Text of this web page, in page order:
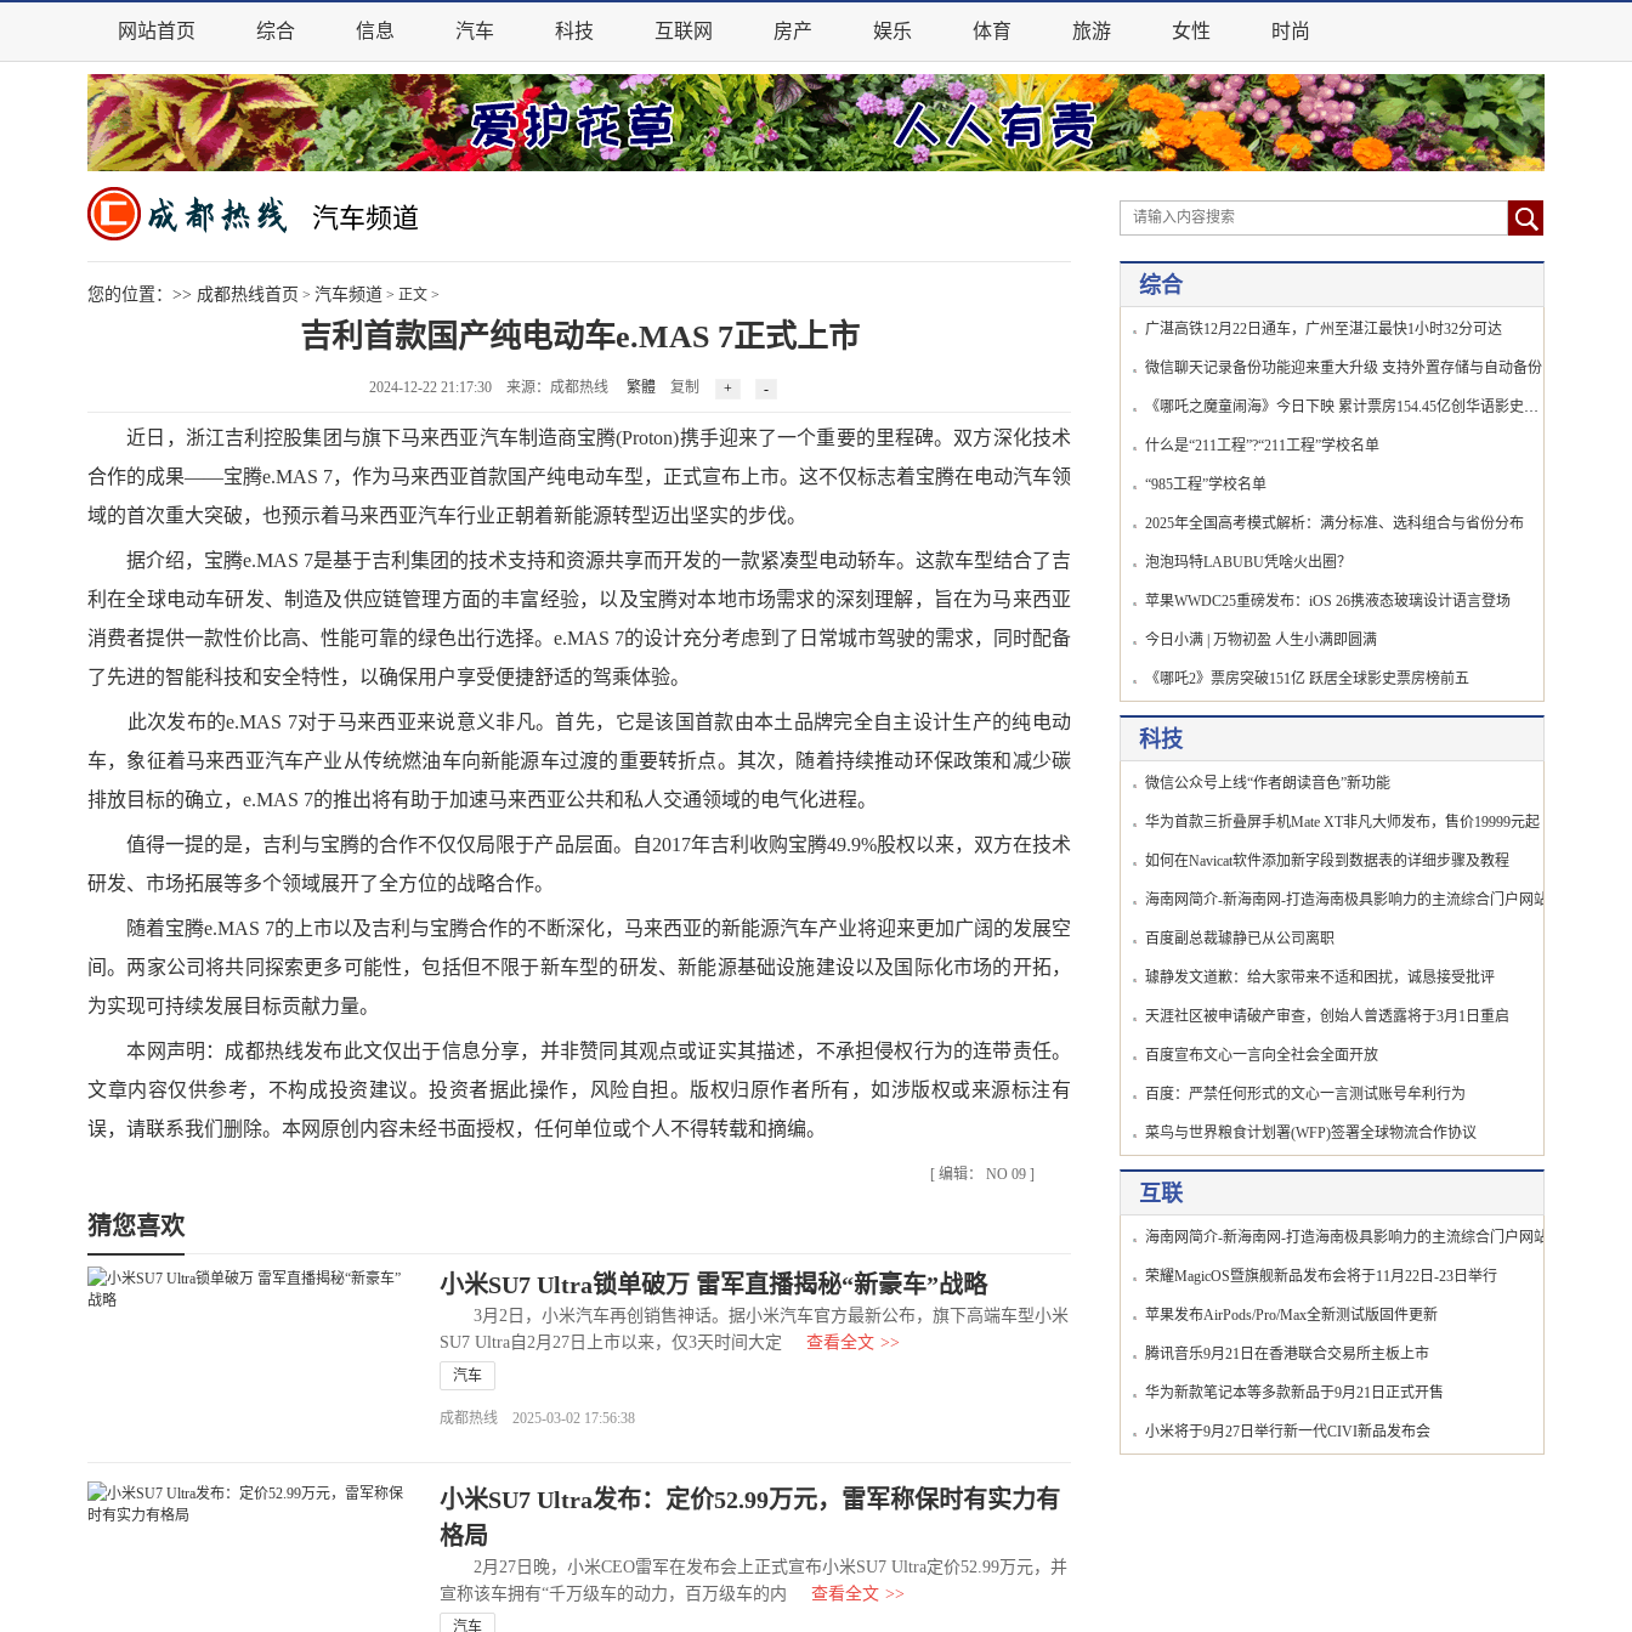
网站首页 综合 信息 汽车 科技 互联网 房产 娱乐 体育 旅游 女性 时尚
汽车频道
您的位置：>> 成都热线首页 > 汽车频道 > 正文 >
吉利首款国产纯电动车e.MAS 7正式上市
2024-12-22 21:17:30 来源：成都热线 繁體 复制
近日，浙江吉利控股集团与旗下马来西亚汽车制造商宝腾(Proton)携手迎来了一个重要的里程碑。双方深化技术
合作的成果——宝腾e.MAS 7，作为马来西亚首款国产纯电动车型，正式宣布上市。这不仅标志着宝腾在电动汽车领
域的首次重大突破，也预示着马来西亚汽车行业正朝着新能源转型迈出坚实的步伐。
据介绍，宝腾e.MAS 7是基于吉利集团的技术支持和资源共享而开发的一款紧凑型电动轿车。这款车型结合了吉
利在全球电动车研发、制造及供应链管理方面的丰富经验，以及宝腾对本地市场需求的深刻理解，旨在为马来西亚
消费者提供一款性价比高、性能可靠的绿色出行选择。e.MAS 7的设计充分考虑到了日常城市驾驶的需求，同时配备
了先进的智能科技和安全特性，以确保用户享受便捷舒适的驾乘体验。
此次发布的e.MAS 7对于马来西亚来说意义非凡。首先，它是该国首款由本土品牌完全自主设计生产的纯电动
车，象征着马来西亚汽车产业从传统燃油车向新能源车过渡的重要转折点。其次，随着持续推动环保政策和减少碳
排放目标的确立，e.MAS 7的推出将有助于加速马来西亚公共和私人交通领域的电气化进程。
值得一提的是，吉利与宝腾的合作不仅仅局限于产品层面。自2017年吉利收购宝腾49.9%股权以来，双方在技术
研发、市场拓展等多个领域展开了全方位的战略合作。
随着宝腾e.MAS 7的上市以及吉利与宝腾合作的不断深化，马来西亚的新能源汽车产业将迎来更加广阔的发展空
间。两家公司将共同探索更多可能性，包括但不限于新车型的研发、新能源基础设施建设以及国际化市场的开拓，
为实现可持续发展目标贡献力量。
本网声明：成都热线发布此文仅出于信息分享，并非赞同其观点或证实其描述，不承担侵权行为的连带责任。
文章内容仅供参考，不构成投资建议。投资者据此操作，风险自担。版权归原作者所有，如涉版权或来源标注有
误，请联系我们删除。本网原创内容未经书面授权，任何单位或个人不得转载和摘编。
[ 编辑： NO 09 ]
猜您喜欢
小米SU7 Ultra锁单破万 雷军直播揭秘“新豪车”战略
3月2日，小米汽车再创销售神话。据小米汽车官方最新公布，旗下高端车型小米
SU7 Ultra自2月27日上市以来，仅3天时间大定
查看全文 >>
汽车
成都热线 2025-03-02 17:56:38
小米SU7 Ultra发布：定价52.99万元，雷军称保时有实力有
格局
2月27日晚，小米CEO雷军在发布会上正式宣布小米SU7 Ultra定价52.99万元，并
宣称该车拥有“千万级车的动力，百万级车的内
查看全文 >>
汽车
综合
广湛高铁12月22日通车，广州至湛江最快1小时32分可达
微信聊天记录备份功能迎来重大升级 支持外置存储与自动备份
《哪吒之魔童闹海》今日下映 累计票房154.45亿创华语影史新纪录
什么是“211工程”?“211工程”学校名单
“985工程”学校名单
2025年全国高考模式解析：满分标准、选科组合与省份分布
泡泡玛特LABUBU凭啥火出圈？
苹果WWDC25重磅发布：iOS 26携液态玻璃设计语言登场
今日小满 | 万物初盈 人生小满即圆满
《哪吒2》票房突破151亿 跃居全球影史票房榜前五
科技
微信公众号上线“作者朗读音色”新功能
华为首款三折叠屏手机Mate XT非凡大师发布，售价19999元起
如何在Navicat软件添加新字段到数据表的详细步骤及教程
海南网简介-新海南网-打造海南极具影响力的主流综合门户网站
百度副总裁璩静已从公司离职
璩静发文道歉：给大家带来不适和困扰，诚恳接受批评
天涯社区被申请破产审查，创始人曾透露将于3月1日重启
百度宣布文心一言向全社会全面开放
百度：严禁任何形式的文心一言测试账号牟利行为
菜鸟与世界粮食计划署(WFP)签署全球物流合作协议
互联
网
海南网简介-新海南网-打造海南极具影响力的主流综合门户网站
荣耀MagicOS暨旗舰新品发布会将于11月22日-23日举行
苹果发布AirPods/Pro/Max全新测试版固件更新
腾讯音乐9月21日在香港联合交易所主板上市
华为新款笔记本等多款新品于9月21日正式开售
小米将于9月27日举行新一代CIVI新品发布会